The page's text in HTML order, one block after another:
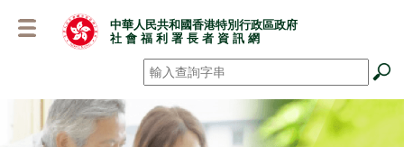
中華人民共和國香港特別行政區政府
社 會 福 利 署 長 者 資 訊 網
搜尋 *